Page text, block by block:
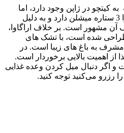
شبیه به کیتچو در ژاپن وجود دارد، اما
کیتچو آرشیاما بهترین است زیرا 3 ستاره میشلن دارد و به دلیل
آن مشهور است. بر خلاف اراگاوا،
شده است، با تشک های
مشرف به باغ های زیبا است. در
اهمیت بالایی برخوردار است.
اگر دنبال میل کردن وعده غذایی
رزرو می‌کنید توجه کنید.